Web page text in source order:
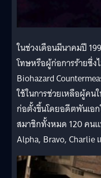
ในช่วงเดือนมีนาคมปี
โทษหรือผู้ก่อการร้ายซึ่
Biohazard
ใช้ในการช่วยเหลือผู้คน
ก่อตั้งขึ้นโดยอดีตพันเอก
สมาชิกทั้งหมด 120 คน
Alpha, Bravo, Charlie